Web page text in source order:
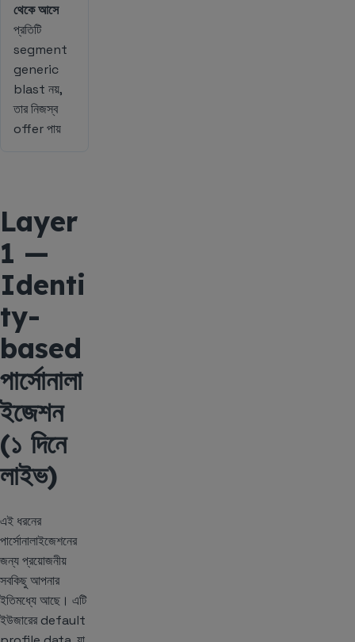
থেকে আসে
প্রতিটি
segment
generic
blast নয়,
তার নিজস্ব
offer পায়
Layer
1 —
Identi
ty-
based
পার্সোনালা
ইজেশন
(১ দিনে
লাইভ)
এই ধরনের
পার্সোনালাইজেশনের
জন্য প্রয়োজনীয়
সবকিছু আপনার
ইতিমধ্যে আছে। এটি
ইউজারের default